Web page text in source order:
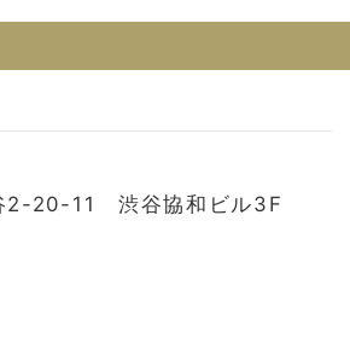
2-20-11 渋谷協和ビル3F